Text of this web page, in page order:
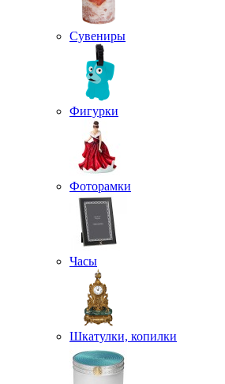
Сувениры
Фигурки
Фоторамки
Часы
Шкатулки, копилки